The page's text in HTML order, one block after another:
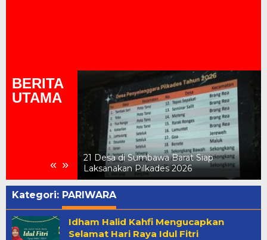
BERITA
UTAMA
« »
21 Desa di Sumbawa Barat Siap
Laksanakan Pilkades 2026
Kategori: PARIWARA
Idham Halid Kahfi Mengucapkan
Selamat Hari Raya Idul Fitri